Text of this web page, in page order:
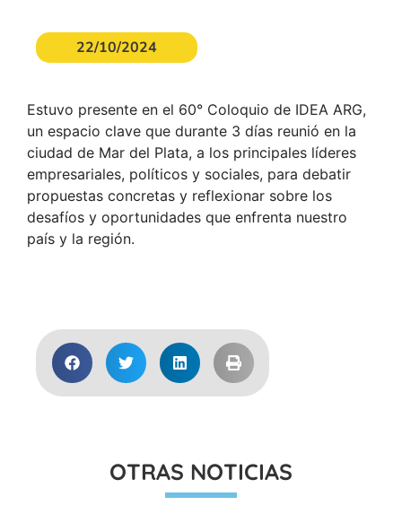
22/10/2024
Estuvo presente en el 60° Coloquio de IDEA ARG,
un espacio clave que durante 3 días reunió en la
ciudad de Mar del Plata, a los principales líderes
empresariales, políticos y sociales, para debatir
propuestas concretas y reflexionar sobre los
desafíos y oportunidades que enfrenta nuestro
país y la región.
OTRAS NOTICIAS